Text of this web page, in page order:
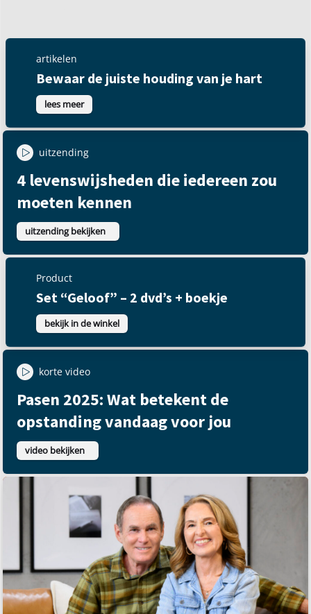
artikelen
Bewaar de juiste houding van je hart
lees meer
uitzending
4 levenswijsheden die iedereen zou
moeten kennen
uitzending bekijken
Product
Set “Geloof” – 2 dvd’s + boekje
bekijk in de winkel
Pasen 2025: Wat betekent de
opstanding vandaag voor jou